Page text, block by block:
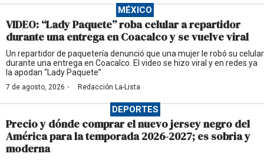
MÉXICO
VIDEO: “Lady Paquete” roba celular a repartidor
durante una entrega en Coacalco y se vuelve viral
Un repartidor de paquetería denunció que una mujer le robó su celular
durante una entrega en Coacalco. El video se hizo viral y en redes ya
la apodan “Lady Paquete”
7 de agosto, 2026 · Redacción La-Lista
DEPORTES
Precio y dónde comprar el nuevo jersey negro del
América para la temporada 2026-2027; es sobria y
moderna